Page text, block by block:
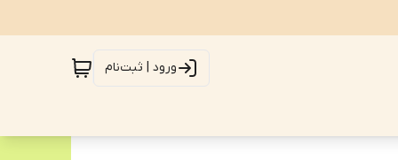
ورود | ثبت‌نام